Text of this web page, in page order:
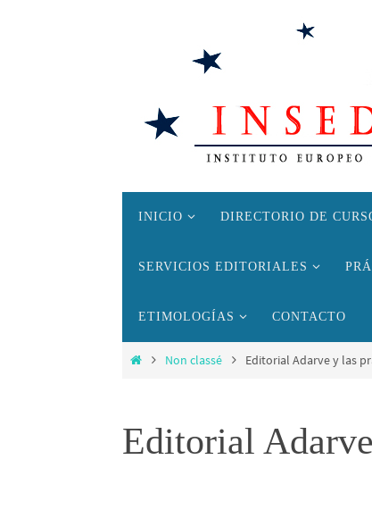
INICIO DIRECTORIO DE
SERVICIOS EDITORIALES
ETIMOLOGÍAS CONTACTO
InicioNon classé Editorial Adarve y las
Editorial